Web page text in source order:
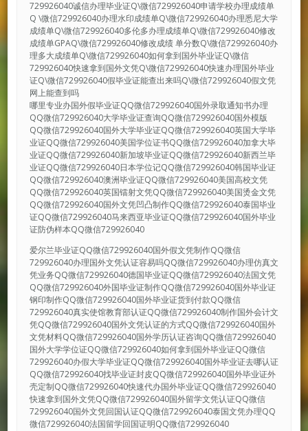
729926040诚信办理毕业证Q\微信729926040申请学校办理成绩单
Q \微信729926040办理水印成绩单Q\微信729926040办理悉尼大学
成绩单Q\微信729926040多伦多办理成绩单Q\微信729926040修改
成绩单GPAQ\微信729926040修改成绩 单分数Q\微信729926040办
理多大成绩单Q\微信729926040如何拿到国外毕业证Q\微信
729926040快速拿到国外文凭Q\微信729926040快速办理国外毕业
证Q\微信729926040假毕业证能查出来吗Q\微信729926040假文凭
网上能查到吗
哪里专业办国外假毕业证QQ微信729926040国外录取通知书办理
QQ微信729926040大学毕业证查询QQ微信729926040国外模版
QQ微信729926040国外大学毕业证QQ微信729926040英国大学毕
业证QQ微信729926040美国学位证书QQ微信729926040加拿大毕
业证QQ微信729926040新加坡毕业证QQ微信729926040新西兰毕
业证QQ微信729926040日本学位记QQ微信729926040韩国毕业证
QQ微信729926040澳洲毕业证QQ微信729926040美国高校文凭
QQ微信729926040英国镭射文凭QQ微信729926040美国烫金文凭
QQ微信729926040国外文凭凹凸制作QQ微信729926040泰国毕业
证QQ微信729926040马来西亚毕业证QQ微信729926040国外毕业
证防伪样本QQ微信729926040
爱尔兰毕业证QQ微信729926040国外假文凭制作QQ微信
729926040办理国外文凭认证容易吗QQ微信729926040办理仿真文
凭业务QQ微信729926040德国毕业证QQ微信729926040法国文凭
QQ微信729926040外国毕业证制作QQ微信729926040国外毕业证
钢印制作QQ微信729926040国外毕业证货到付款QQ微信
729926040真实使馆教育部认证QQ微信729926040制作国外会计文
凭QQ微信729926040国外文凭认证的方式QQ微信729926040国外
文凭材料QQ微信729926040国外学历认证咨询QQ微信729926040
国外大学学位证QQ微信729926040如何拿到国外毕业证QQ微信
729926040办假大学毕业证QQ微信729926040国外毕业证去哪认证
QQ微信729926040找毕业证封皮QQ微信729926040国外毕业证外
壳定制QQ微信729926040快速代办国外毕业证QQ微信729926040
快速拿到国外文凭QQ微信729926040国外留学文凭认证QQ微信
729926040国外文凭回国认证QQ微信729926040泰国文凭办理QQ
微信729926040法国留学回国证明QQ微信729926040